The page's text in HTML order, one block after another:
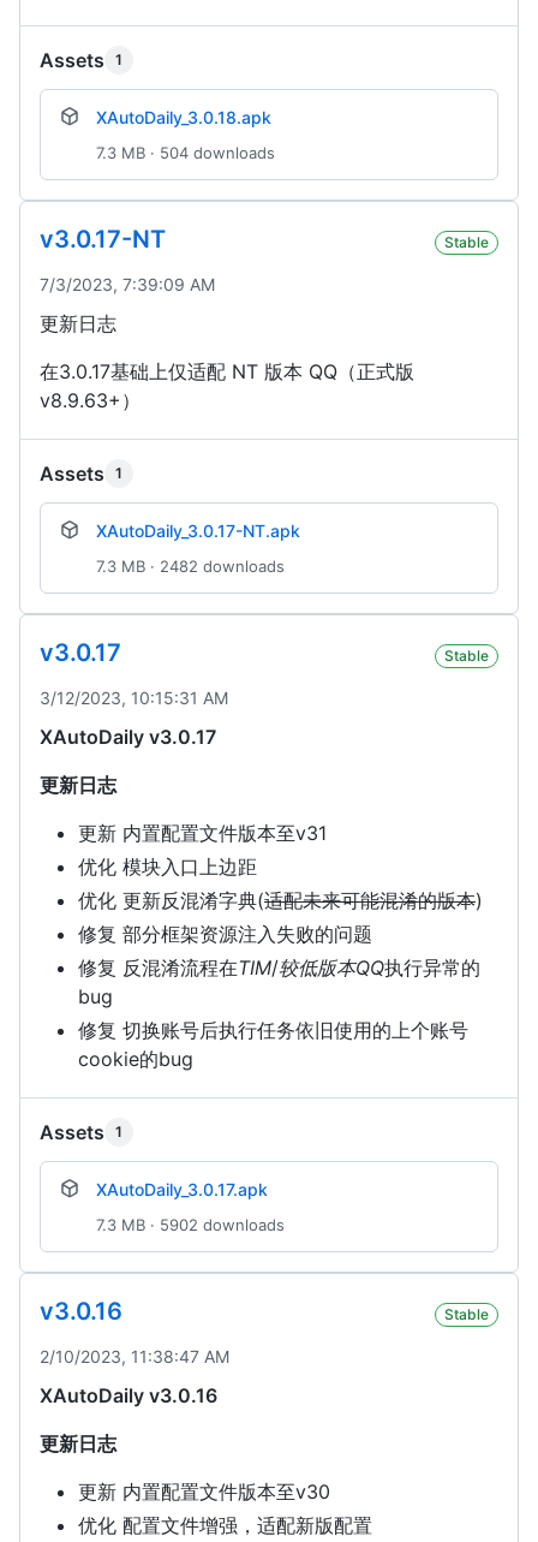
Assets 1
XAutoDaily_3.0.18.apk
7.3 MB · 504 downloads
v3.0.17-NT Stable
7/3/2023, 7:39:09 AM
更新日志
在3.0.17基础上仅适配 NT 版本 QQ（正式版
v8.9.63+）
Assets 1
XAutoDaily_3.0.17-NT.apk
7.3 MB · 2482 downloads
v3.0.17 Stable
3/12/2023, 10:15:31 AM
XAutoDaily v3.0.17
更新日志
更新 内置配置文件版本至v31
优化 模块入口上边距
优化 更新反混淆字典(适配未来可能混淆的版本)
修复 部分框架资源注入失败的问题
修复 反混淆流程在TIM/较低版本QQ执行异常的
bug
修复 切换账号后执行任务依旧使用的上个账号
cookie的bug
Assets 1
XAutoDaily_3.0.17.apk
7.3 MB · 5902 downloads
v3.0.16 Stable
2/10/2023, 11:38:47 AM
XAutoDaily v3.0.16
更新日志
更新 内置配置文件版本至v30
优化 配置文件增强，适配新版配置